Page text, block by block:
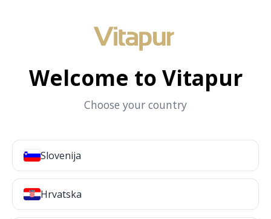
Welcome to Vitapur
Choose your country
Slovenija
Hrvatska